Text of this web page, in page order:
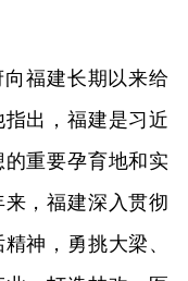
福建长期以来给
出，福建是习近
重要孕育地和实
，福建深入贯彻
神，勇挑大梁、